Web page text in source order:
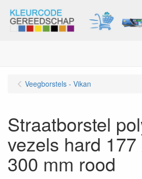
Veegborstels - Vikan
Straatborstel
vezels hard
300 mm rood